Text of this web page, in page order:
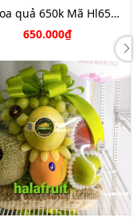
Giỏ hoa quả 650k Mã Hl6500
650.000₫